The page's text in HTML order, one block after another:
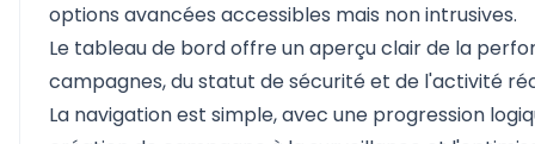
options avancées accessibles mais non intrusives.
Le tableau de bord offre un aperçu clair de la
campagnes, du statut de sécurité et de l'activité
La navigation est simple, avec une progression